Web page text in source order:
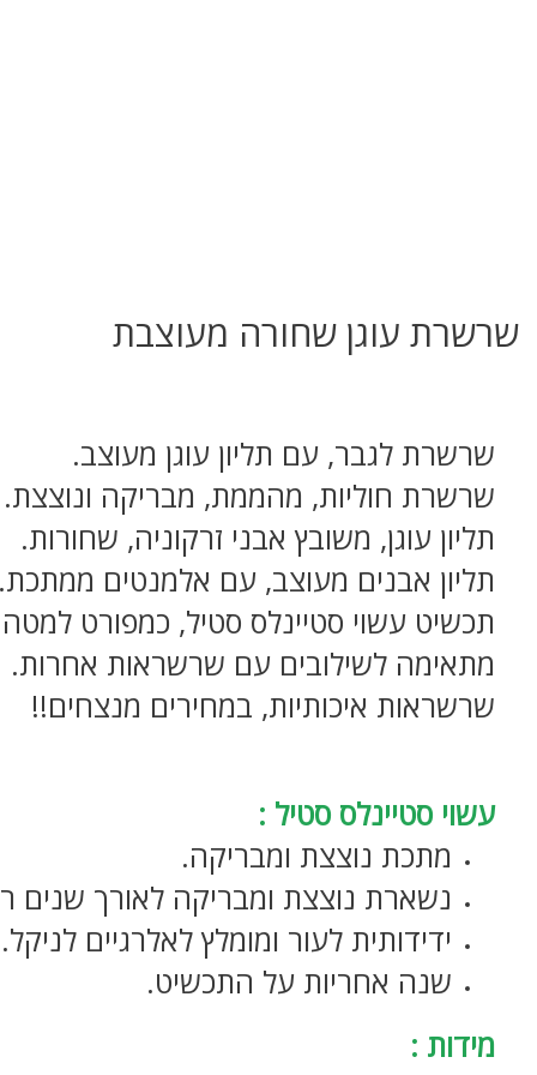
שרשרת עוגן שחורה מעוצבת
שרשרת לגבר, עם תליון עוגן מעוצב.
שרשרת חוליות, מהממת, מבריקה ונוצצת.
תליון עוגן, משובץ אבני זרקוניה, שחורות.
תליון אבנים מעוצב, עם אלמנטים ממתכת.
תכשיט עשוי סטיינלס סטיל, כמפורט למטה
מתאימה לשילובים עם שרשראות אחרות.
שרשראות איכותיות, במחירים מנצחים!!
עשוי סטיינלס סטיל :
מתכת נוצצת ומבריקה.
נשארת נוצצת ומבריקה לאורך שנים
ידידותית לעור ומומלץ לאלרגיים לניקל.
שנה אחריות על התכשיט.
מידות :